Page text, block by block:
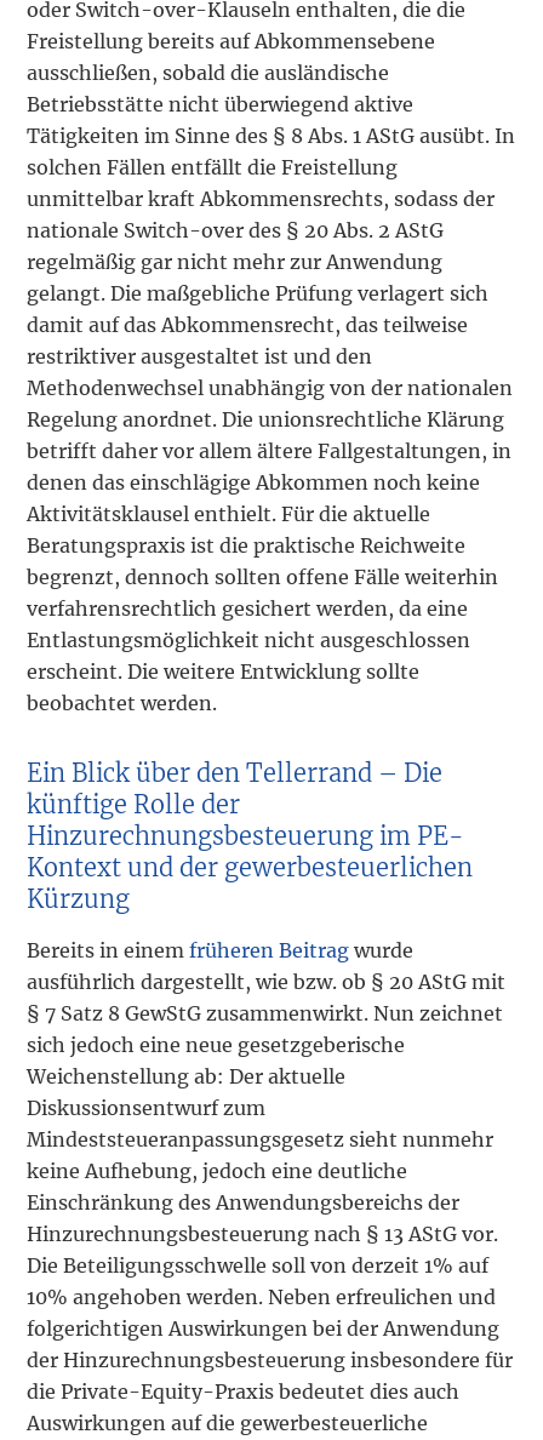
oder Switch-over-Klauseln enthalten, die die
Freistellung bereits auf Abkommensebene
ausschließen, sobald die ausländische
Betriebsstätte nicht überwiegend aktive
Tätigkeiten im Sinne des § 8 Abs. 1 AStG ausübt. In
solchen Fällen entfällt die Freistellung
unmittelbar kraft Abkommensrechts, sodass der
nationale Switch-over des § 20 Abs. 2 AStG
regelmäßig gar nicht mehr zur Anwendung
gelangt. Die maßgebliche Prüfung verlagert sich
damit auf das Abkommensrecht, das teilweise
restriktiver ausgestaltet ist und den
Methodenwechsel unabhängig von der nationalen
Regelung anordnet. Die unionsrechtliche Klärung
betrifft daher vor allem ältere Fallgestaltungen, in
denen das einschlägige Abkommen noch keine
Aktivitätsklausel enthielt. Für die aktuelle
Beratungspraxis ist die praktische Reichweite
begrenzt, dennoch sollten offene Fälle weiterhin
verfahrensrechtlich gesichert werden, da eine
Entlastungsmöglichkeit nicht ausgeschlossen
erscheint. Die weitere Entwicklung sollte
beobachtet werden.
Ein Blick über den Tellerrand – Die
künftige Rolle der
Hinzurechnungsbesteuerung im PE-
Kontext und der gewerbesteuerlichen
Kürzung
Bereits in einemfrüheren Beitrag wurde
ausführlich dargestellt, wie bzw. ob § 20 AStG mit
§ 7 Satz 8 GewStG zusammenwirkt. Nun zeichnet
sich jedoch eine neue gesetzgeberische
Weichenstellung ab: Der aktuelle
Diskussionsentwurf zum
Mindeststeueranpassungsgesetz sieht nunmehr
keine Aufhebung, jedoch eine deutliche
Einschränkung des Anwendungsbereichs der
Hinzurechnungsbesteuerung nach § 13 AStG vor.
Die Beteiligungsschwelle soll von derzeit 1% auf
10% angehoben werden. Neben erfreulichen und
folgerichtigen Auswirkungen bei der Anwendung
der Hinzurechnungsbesteuerung insbesondere für
die Private-Equity-Praxis bedeutet dies auch
Auswirkungen auf die gewerbesteuerliche